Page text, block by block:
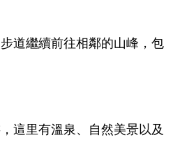
道繼續前往相鄰的山峰，包
這里有溫泉、自然美景以及